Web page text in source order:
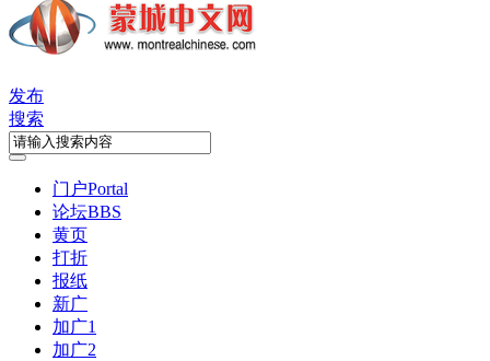
发布
搜索
门户Portal
论坛BBS
黄页
打折
报纸
新广
加广1
加广2